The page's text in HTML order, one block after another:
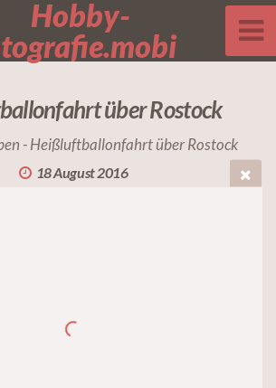
über Rostock
- Heißluftballonfahrt über Rostock
18 August 2016